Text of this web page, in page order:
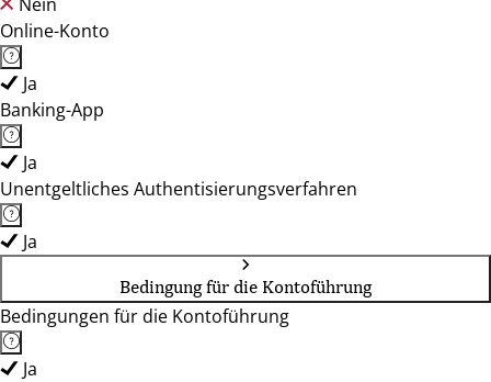
Online-Konto
Ja
Banking-App
Ja
Unentgeltliches Authentisierungsverfahren
Ja
Bedingung für die Kontoführung
Bedingungen für die Kontoführung
Ja